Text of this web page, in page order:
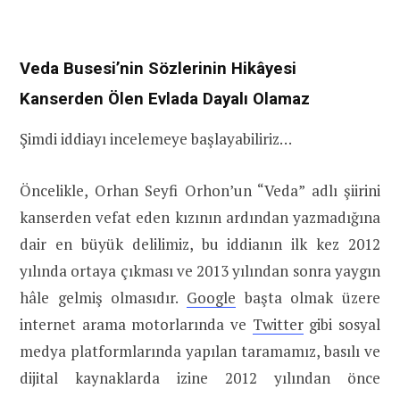
Veda Busesi’nin Sözlerinin Hikâyesi
Kanserden Ölen Evlada Dayalı Olamaz
Şimdi iddiayı incelemeye başlayabiliriz…
Öncelikle, Orhan Seyfi Orhon’un “Veda” adlı şiirini
kanserden vefat eden kızının ardından yazmadığına
dair en büyük delilimiz, bu iddianın ilk kez 2012
yılında ortaya çıkması ve 2013 yılından sonra yaygın
hâle gelmiş olmasıdır. Google başta olmak üzere
internet arama motorlarında ve Twittergibi sosyal
medya platformlarında yapılan taramamız, basılı ve
dijital kaynaklarda izine 2012 yılından önce